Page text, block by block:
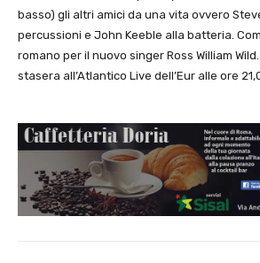
basso) gli altri amici da una vita ovvero
percussioni e John Keeble alla batteria.
romano per il nuovo singer Ross William
stasera all’Atlantico Live dell’Eur alle ore